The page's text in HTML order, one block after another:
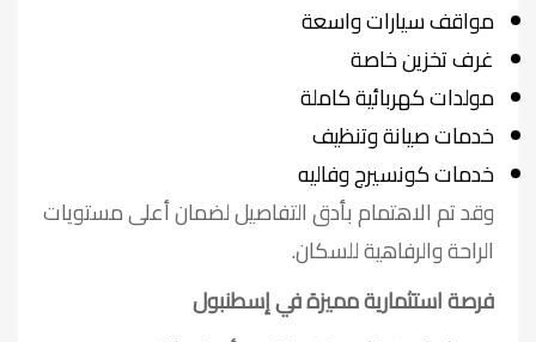
مواقف سيارات واسعة
غرف تخزين خاصة
مولدات كهربائية كاملة
خدمات صيانة وتنظيف
خدمات كونسيرج وفاليه
وقد تم الاهتمام بأدق التفاصيل لضمان أعلى مستويات
الراحة والرفاهية للسكان.
فرصة استثمارية مميزة في إسطنبول